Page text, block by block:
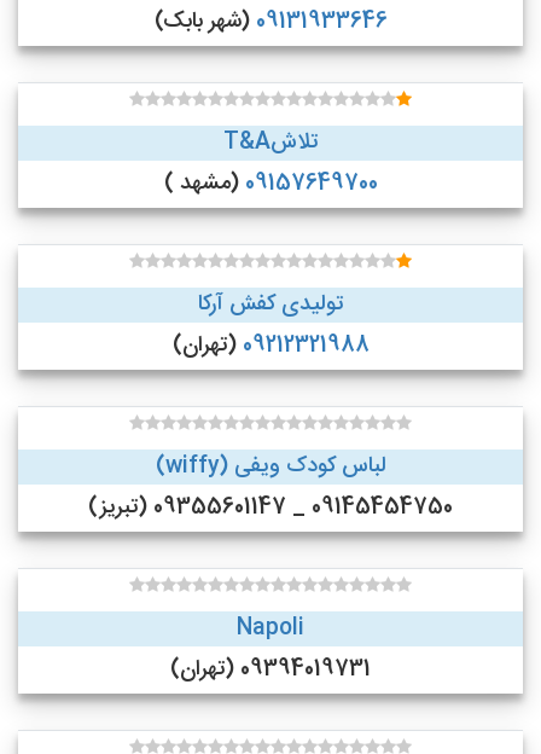
09131933646 (شهر بابک)
تلاشT&A
09157649700 (مشهد )
تولیدی کفش آرکا
09212321988 (تهران)
لباس کودک ویفی (wiffy)
09145454750 _ 09355601147 (تبریز)
Napoli
09394019731 (تهران)